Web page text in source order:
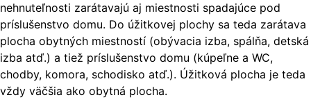
nehnuteľnosti zarátavajú aj miestnosti spadajúce pod
príslušenstvo domu. Do úžitkovej plochy sa teda zarátava
plocha obytných miestností (obývacia izba, spálňa, detská
izba atď.) a tiež príslušenstvo domu (kúpeľne a WC,
chodby, komora, schodisko atď.). Úžitková plocha je teda
vždy väčšia ako obytná plocha.